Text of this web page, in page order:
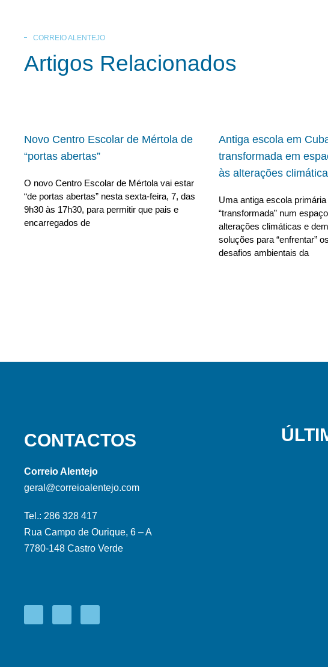
CORREIO ALENTEJO
Artigos Relacionados
Novo Centro Escolar de Mértola de
“portas abertas”
O novo Centro Escolar de Mértola vai estar
“de portas abertas” nesta sexta-feira, 7, das
9h30 às 17h30, para permitir que pais e
encarregados de
Antiga escola em
transformada em
às alterações
Uma antiga escola
“transformada” num
alterações climáticas e
soluções para “enfrentar”
desafios ambientais da
CONTACTOS
Correio Alentejo
geral@correioalentejo.com
Tel.: 286 328 417
Rua Campo de Ourique, 6 – A
7780-148 Castro Verde